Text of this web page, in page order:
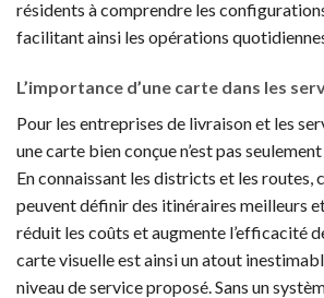
résidents à comprendre les
facilitant ainsi les opérations
L’importance d’une carte dans les
Pour les entreprises de livraison et les
une carte bien conçue n’est pas
En connaissant les districts et les routes,
peuvent définir des itinéraires meilleurs
réduit les coûts et augmente l’efficacité
carte visuelle est ainsi un atout
niveau de service proposé. Sans un